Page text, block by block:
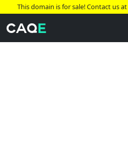
This domain is for sale! Contact us at